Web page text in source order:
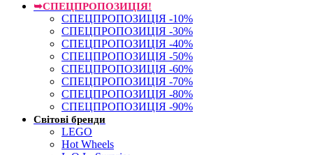
➥СПЕЦПРОПОЗИЦІЯ!
СПЕЦПРОПОЗИЦІЯ -10%
СПЕЦПРОПОЗИЦІЯ -30%
СПЕЦПРОПОЗИЦІЯ -40%
СПЕЦПРОПОЗИЦІЯ -50%
СПЕЦПРОПОЗИЦІЯ -60%
СПЕЦПРОПОЗИЦІЯ -70%
СПЕЦПРОПОЗИЦІЯ -80%
СПЕЦПРОПОЗИЦІЯ -90%
Світові бренди
LEGO
Hot Wheels